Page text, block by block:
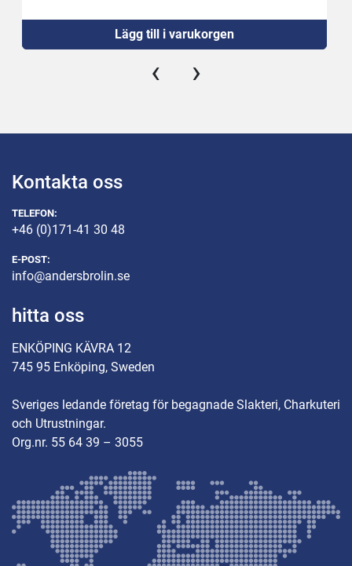
Lägg till i varukorgen
‹ ›
Kontakta oss
TELEFON:
+46 (0)171-41 30 48
E-POST:
info@andersbrolin.se
hitta oss
ENKÖPING KÄVRA 12
745 95 Enköping, Sweden
Sveriges ledande företag för begagnade Slakteri, Charkuteri
och Utrustningar.
Org.nr. 55 64 39 – 3055